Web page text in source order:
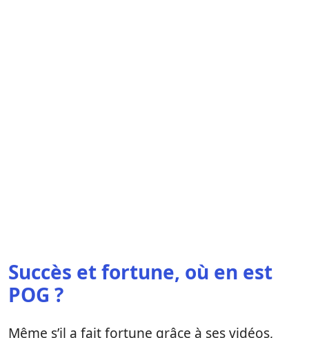
Succès et fortune, où en est
POG ?
Même s’il a fait fortune grâce à ses vidéos,